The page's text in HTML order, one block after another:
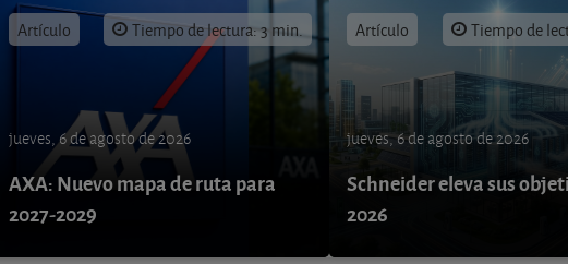
Artículo Tiempo de lectura: 3 min.
jueves, 6 de agosto de 2026
AXA: Nuevo mapa de ruta para
2027-2029
Artículo Tiempo de
jueves, 6 de agosto de 2026
Schneider eleva sus
2026